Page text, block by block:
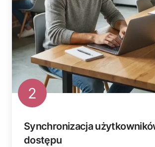
2
Synchronizacja
dostępu